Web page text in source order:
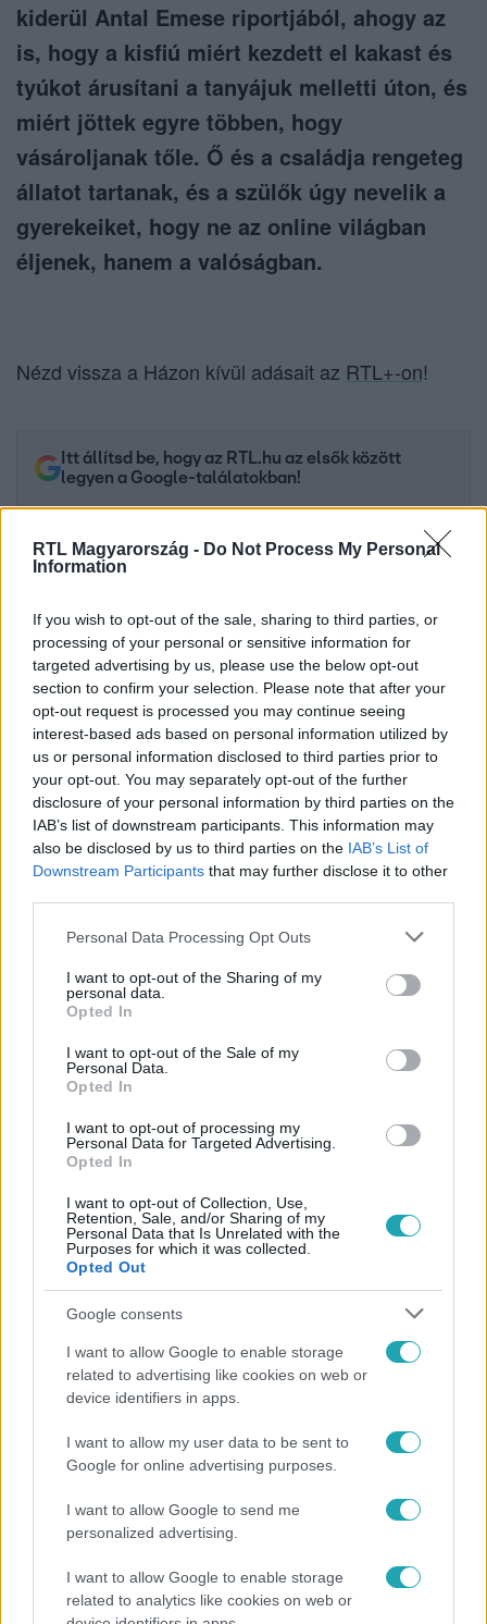
RTL Magyarország - Do Not Process My Personal
Information
If you wish to opt-out of the sale, sharing to third parties, or
processing of your personal or sensitive information for
targeted advertising by us, please use the below opt-out
section to confirm your selection. Please note that after your
opt-out request is processed you may continue seeing
interest-based ads based on personal information utilized by
us or personal information disclosed to third parties prior to
your opt-out. You may separately opt-out of the further
disclosure of your personal information by third parties on the
IAB’s list of downstream participants. This information may
also be disclosed by us to third parties on the IAB’s List of
Downstream Participants that may further disclose it to other
Please note that this website/app uses one or more Google
not limited to your visit or usage behaviour. You may click to
grant or deny consent to Google and its third-party tags to
use your data for below specified purposes in below Google
consent section.
Personal Data Processing Opt Outs
I want to opt-out of the Sharing of my
personal data.
Opted In
I want to opt-out of the Sale of my
Personal Data.
Opted In
I want to opt-out of processing my
Personal Data for Targeted Advertising.
Opted In
I want to opt-out of Collection, Use,
Retention, Sale, and/or Sharing of my
Personal Data that Is Unrelated with the
Purposes for which it was collected.
Opted Out
Google consents
I want to allow Google to enable storage
related to advertising like cookies on web or
device identifiers in apps.
I want to allow my user data to be sent to
Google for online advertising purposes.
I want to allow Google to send me
personalized advertising.
I want to allow Google to enable storage
related to analytics like cookies on web or
kiderül Antal Emese riportjából, ahogy az
is, hogy a kisfiú miért kezdett el kakast és
tyúkot árusítani a tanyájuk melletti úton, és
miért jöttek egyre többen, hogy
vásároljanak tőle. Ő és a családja rengeteg
állatot tartanak, és a szülők úgy nevelik a
gyerekeiket, hogy ne az online világban
éljenek, hanem a valóságban.
Nézd vissza a Házon kívül adásait az RTL+-on!
Itt állítsd be, hogy az RTL.hu az elsők között
legyen a Google-találatokban!
Kövess minket, és értesülj a friss hírekről a
Facebookon is!
Követem
HÁZON KÍVÜL #
CSALÁD VIDÉK
Népszerű